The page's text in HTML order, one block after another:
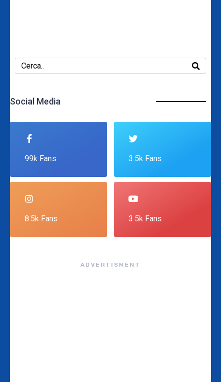
Social Media
99k Fans 3.5k Fans
8.5k Fans 3.5k Fans
ADVERTISMENT